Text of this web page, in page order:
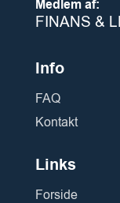
Links
Forside
Info
FAQ
Kontakt
Medlem af:
FINANS &